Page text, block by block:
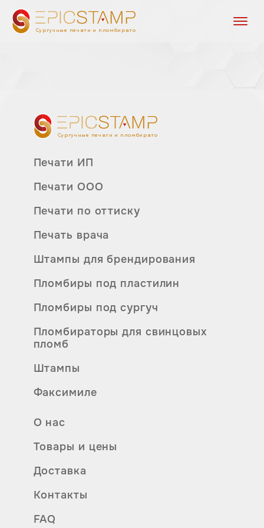
Сургучные печати и пломбираторы
Сургучные печати и пломбираторы
Печати ИП
Печати ООО
Печати по оттиску
Печать врача
Пломбираторы для свинцовых
пломб
Пломбиры под пластилин
Пломбиры под сургуч
Факсимиле
Штампы
Штампы для брендирования
О нас
Товары и цены
Доставка
Контакты
FAQ